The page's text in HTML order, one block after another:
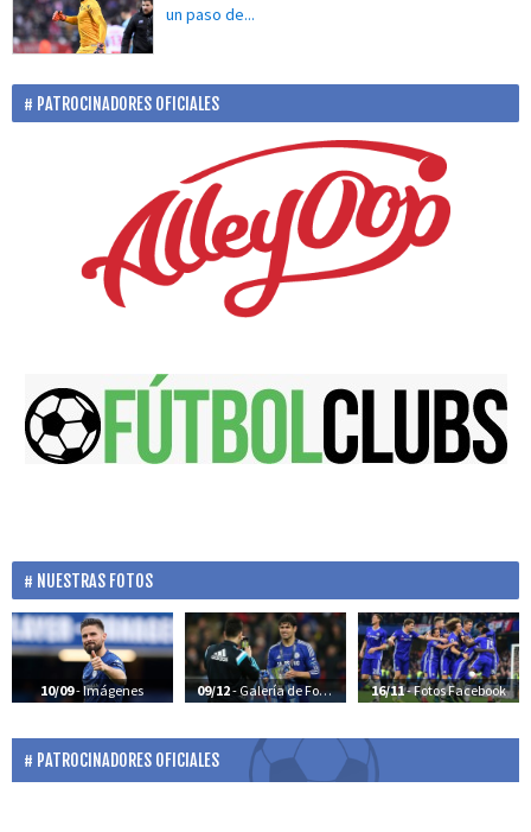
un paso de...
PATROCINADORES OFICIALES
NUESTRAS FOTOS
10/09- Imágenes 09/12- Galería de Fotos 16/11- Fotos Facebook
PATROCINADORES OFICIALES